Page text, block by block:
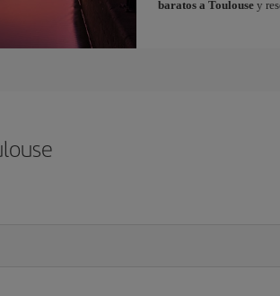
baratos a Toulousey